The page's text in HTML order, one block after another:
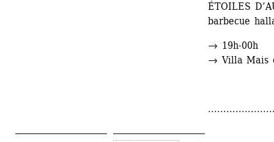
ÉTOILES
barbecue
→ 19h-00h
→ Villa Mais